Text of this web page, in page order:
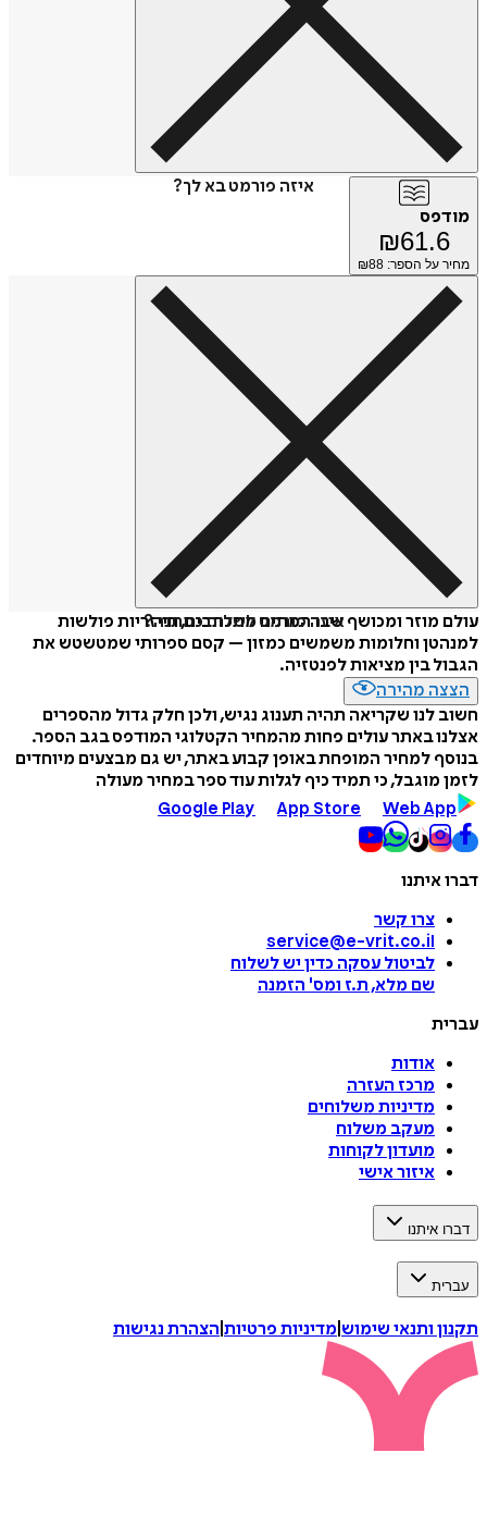
איזה פורמט בא לך?
מודפס
₪61.6
מחיר על הספר: ₪ 88
איזה פורמט לשלוח כמתנה?
עולם מוזר ומכושף שבו המתים מתכתבים, חייזריות פולשות
למנהטן וחלומות משמשים כמזון – קסם ספרותי שמטשטש את
הגבול בין מציאות לפנטזיה.
הצצה מהירה
חשוב לנו שקריאה תהיה תענוג נגיש, ולכן חלק גדול מהספרים
אצלנו באתר עולים פחות מהמחיר הקטלוגי המודפס בגב הספר.
בנוסף למחיר המופחת באופן קבוע באתר, יש גם מבצעים מיוחדים
לזמן מוגבל, כי תמיד כיף לגלות עוד ספר במחיר מעולה
Google Play
App Store Web App
דברו איתנו
צרו קשר
service@e-vrit.co.il
לביטול עסקה כדין יש לשלוח
שם מלא, ת.ז ומס' הזמנה
עברית
אודות
מרכז העזרה
מדיניות משלוחים
מעקב משלוח
מועדון לקוחות
איזור אישי
דברו איתנו
עברית
תקנון ותנאי שימוש מדיניות פרטיות הצהרת נגישות